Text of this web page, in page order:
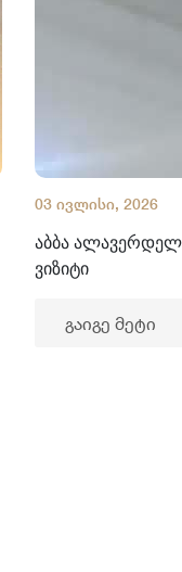
03 ივლისი, 2026
აბბა
ვიზიტი
გაიგე მეტი